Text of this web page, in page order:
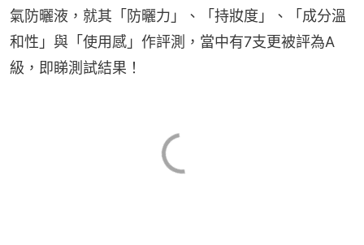
氣防曬液，就其「防曬力」、「持妝度」、「成分溫
和性」與「使用感」作評測，當中有7支更被評為A
級，即睇測試結果！